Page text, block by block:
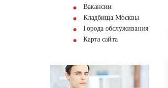
Вакансии
Кладбища Москвы
Города обслуживания
Карта сайта